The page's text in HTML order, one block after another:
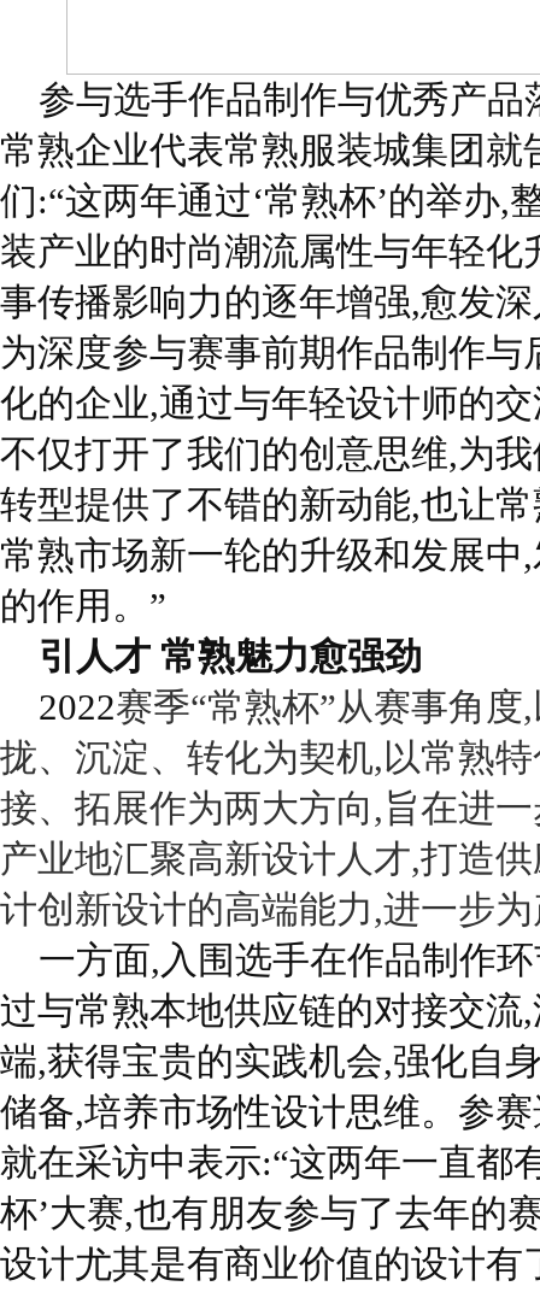
参与选手作品制作与优秀产品
常熟企业代表常熟服装城集团就
们:“这两年通过‘常熟杯’的举办,
装产业的时尚潮流属性与年轻化
事传播影响力的逐年增强,愈发
为深度参与赛事前期作品制作与
化的企业,通过与年轻设计师的
不仅打开了我们的创意思维,为
转型提供了不错的新动能,也让
常熟市场新一轮的升级和发展中
的作用。”
引人才 常熟魅力愈强劲
2022赛季“常熟杯”从赛事角度
拢、沉淀、转化为契机,以常熟
接、拓展作为两大方向,旨在进
产业地汇聚高新设计人才,打造
计创新设计的高端能力,进一步
一方面,入围选手在作品制作
过与常熟本地供应链的对接交流
端,获得宝贵的实践机会,强化自
储备,培养市场性设计思维。参
就在采访中表示:“这两年一直都
杯’大赛,也有朋友参与了去年的
设计尤其是有商业价值的设计有